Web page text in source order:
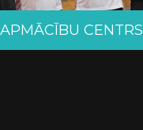
APMĀCĪBU CENTRS